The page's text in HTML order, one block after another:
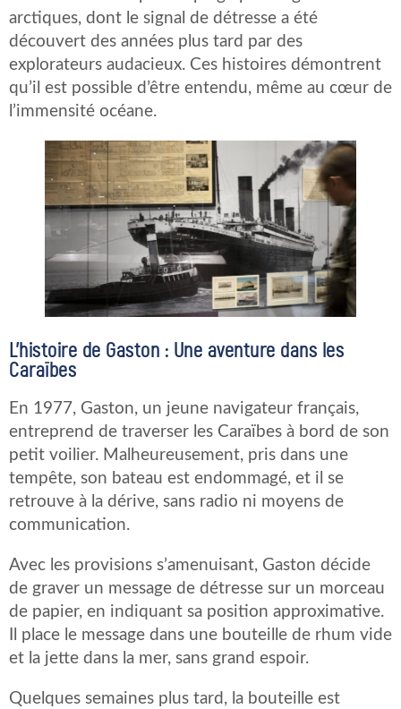
arctiques, dont le signal de détresse a été
découvert des années plus tard par des
explorateurs audacieux. Ces histoires démontrent
qu’il est possible d’être entendu, même au cœur de
l’immensité océane.
L’histoire de Gaston : Une aventure dans les
Caraïbes
En 1977, Gaston, un jeune navigateur français,
entreprend de traverser les Caraïbes à bord de son
petit voilier. Malheureusement, pris dans une
tempête, son bateau est endommagé, et il se
retrouve à la dérive, sans radio ni moyens de
communication.
Avec les provisions s’amenuisant, Gaston décide
de graver un message de détresse sur un morceau
de papier, en indiquant sa position approximative.
Il place le message dans une bouteille de rhum vide
et la jette dans la mer, sans grand espoir.
Quelques semaines plus tard, la bouteille est